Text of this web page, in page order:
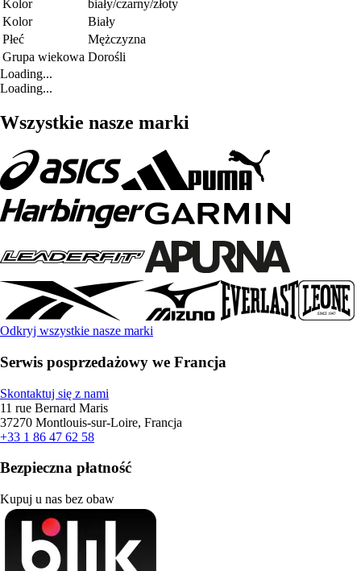
Kolor
biały/czarny/złoty
Kolor
Biały
Płeć
Mężczyzna
Grupa wiekowa Dorośli
Loading...
Loading...
Wszystkie nasze marki
Odkryj wszystkie nasze marki
Serwis posprzedażowy we Francja
Skontaktuj się z nami
11 rue Bernard Maris
37270 Montlouis-sur-Loire, Francja
+33 1 86 47 62 58
Bezpieczna płatność
Kupuj u nas bez obaw